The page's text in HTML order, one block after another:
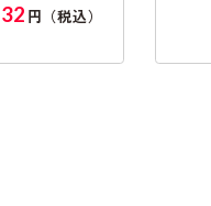
369,600